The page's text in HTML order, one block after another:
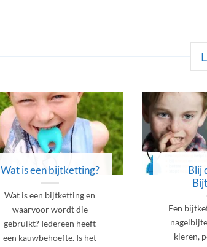
Wat is een bijtketting?
Wat is een bijtketting en
waarvoor wordt die
gebruikt? Iedereen heeft
een kauwbehoefte. Is het
Blij
Een
kleren,